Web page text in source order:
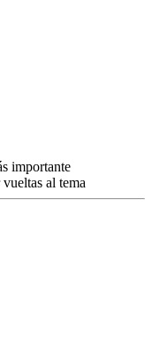
importante
al tema